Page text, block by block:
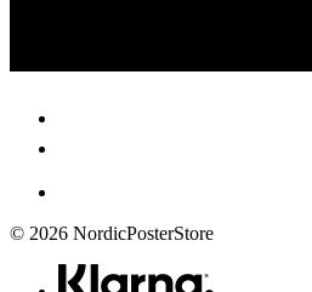
© 2026 NordicPosterStore